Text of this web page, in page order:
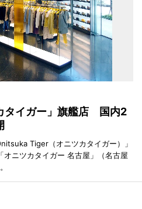
タイガー」旗艦店 国内2
Tiger（オニツカタイガー）」
ニツカタイガー 名古屋」（名古屋